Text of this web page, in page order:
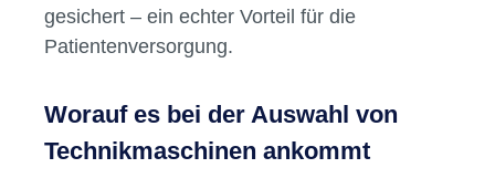
gesichert – ein echter Vorteil für die
Patientenversorgung.
Worauf es bei der Auswahl von
Technikmaschinen ankommt